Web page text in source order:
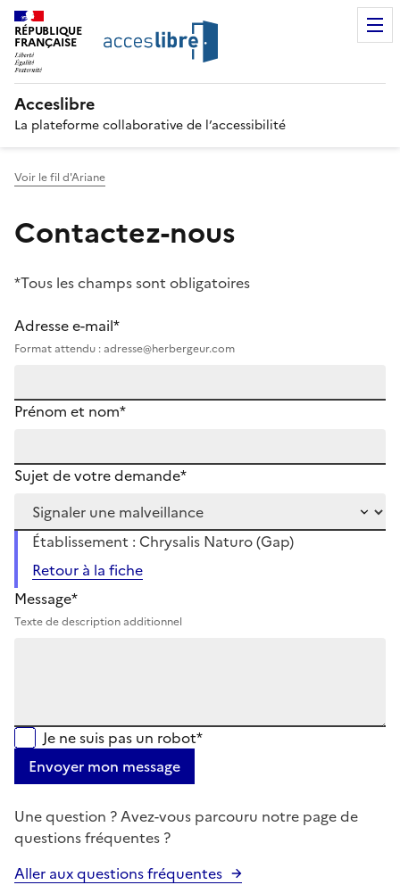
RÉPUBLIQUE
FRANÇAISE
Acceslibre
La plateforme collaborative de l’accessibilité
Voir le fil d'Ariane
Contactez-nous
*Tous les champs sont obligatoires
Adresse e-mail*
Format attendu : adresse@herbergeur.com
Prénom et nom*
Sujet de votre demande*
Établissement : Chrysalis Naturo (Gap)
Retour à la fiche
Message*
Texte de description additionnel
Je ne suis pas un robot*
Envoyer mon message
Une question ? Avez-vous parcouru notre page de
questions fréquentes ?
Aller aux questions fréquentes